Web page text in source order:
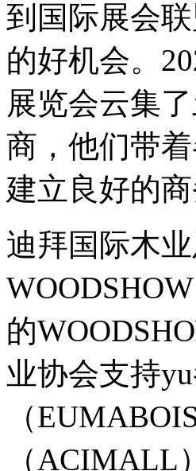
到国际展会
的好机会。
展览会云集
商，他们带
建立良好的
迪拜国际木
的
业协会支持
（
（